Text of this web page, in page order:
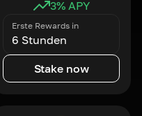
3% APY
Erste Rewards in
6 Stunden
Stake now